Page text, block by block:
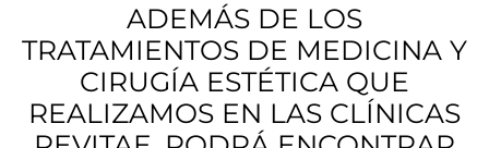
ADEMÁS DE LOS
TRATAMIENTOS DE MEDICINA Y
CIRUGÍA ESTÉTICA QUE
REALIZAMOS EN LAS CLÍNICAS